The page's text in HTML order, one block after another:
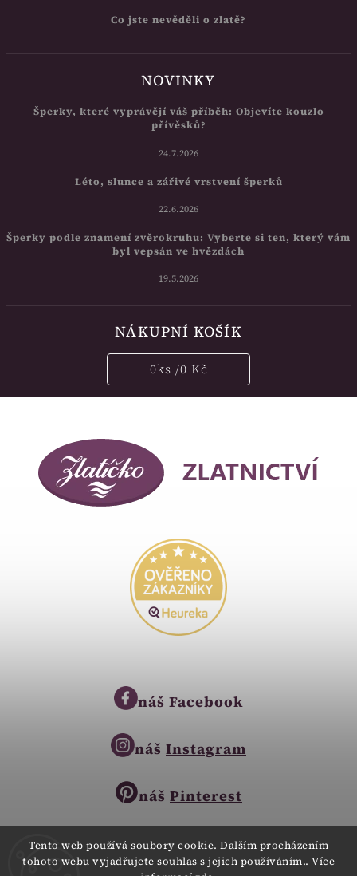
Tento web používá soubory cookie. Dalším procházením
tohoto webu vyjadřujete souhlas s jejich používáním.. Více
Co jste nevěděli o zlatě?
NOVINKY
Šperky, které vyprávějí váš příběh: Objevíte kouzlo
přívěsků?
24.7.2026
Léto, slunce a zářivé vrstvení šperků
22.6.2026
Šperky podle znamení zvěrokruhu: Vyberte si ten, který vám
byl vepsán ve hvězdách
19.5.2026
NÁKUPNÍ KOŠÍK
0ks /0 Kč
náš Facebook
náš Instagram
náš Pinterest
Copyright © 2023